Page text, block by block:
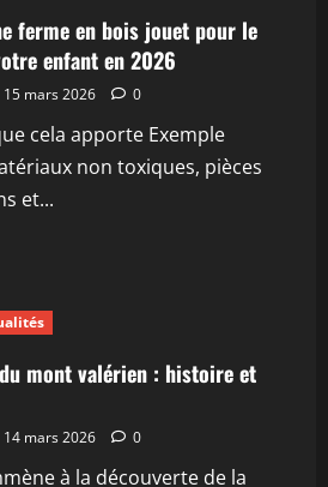
ferme en bois jouet pour le
enfant en 2026
15 mars 2026 0
cela apporte Exemple
non toxiques, pièces
et...
mont valérien : histoire et
14 mars 2026 0
à la découverte de la